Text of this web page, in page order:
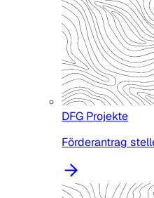
DFG Projekte
Förderantrag